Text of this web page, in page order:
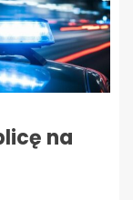
na